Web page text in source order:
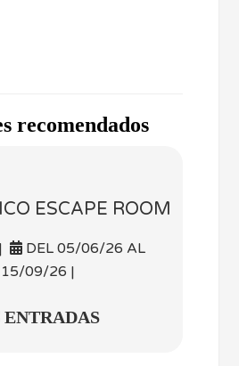
recomendados
ESCAPE ROOM
DEL 05/06/26 AL
15/09/26 |
ENTRADAS